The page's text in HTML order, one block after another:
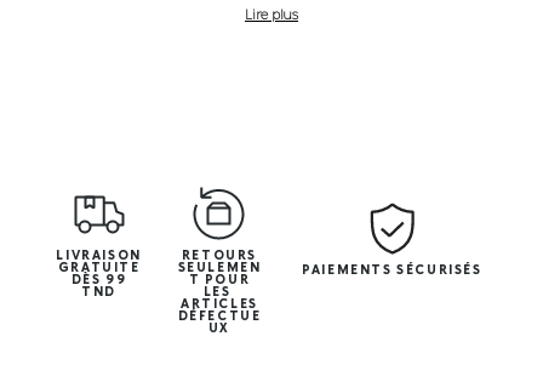
Lire plus
LIVRAISON
GRATUITE
DÈS 99
TND
RETOURS
SEULEMEN
T POUR
LES
ARTICLES
DÉFECTUE
UX
PAIEMENTS SÉCURISÉS